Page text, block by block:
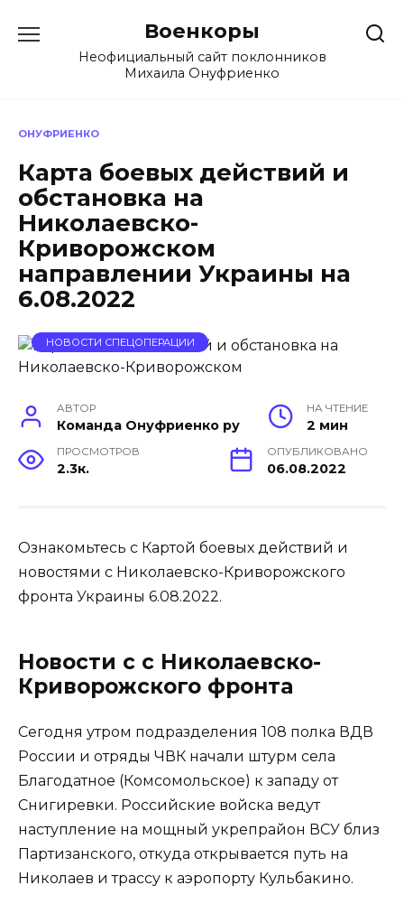
содержанию
Военкоры
Неофициальный сайт поклонников
Михаила Онуфриенко
ОНУФРИЕНКО
Карта боевых действий и
обстановка на
Николаевско-
Криворожском
направлении Украины на
6.08.2022
НОВОСТИ СПЕЦОПЕРАЦИИ
АВТОР
Команда Онуфриенко ру
НА ЧТЕНИЕ
2 мин
ПРОСМОТРОВ
2.3к.
ОПУБЛИКОВАНО
06.08.2022
Ознакомьтесь с Картой боевых действий и
новостями с Николаевско-Криворожского
фронта Украины 6.08.2022.
Новости с с Николаевско-
Криворожского фронта
Сегодня утром подразделения 108 полка ВДВ
России и отряды ЧВК начали штурм села
Благодатное (Комсомольское) к западу от
Снигиревки. Российские войска ведут
наступление на мощный укрепрайон ВСУ близ
Партизанского, откуда открывается путь на
Николаев и трассу к аэропорту Кульбакино.